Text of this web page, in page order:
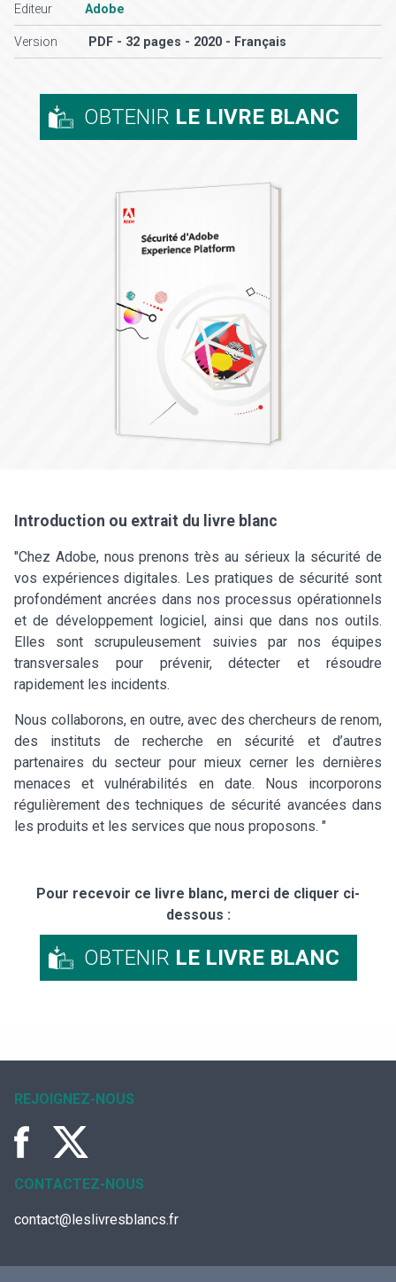
Editeur Adobe
Version PDF - 32 pages - 2020 - Français
OBTENIR LE LIVRE BLANC
Introduction ou extrait du livre blanc
"Chez Adobe, nous prenons très au sérieux la sécurité de
vos expériences digitales. Les pratiques de sécurité sont
profondément ancrées dans nos processus opérationnels
et de développement logiciel, ainsi que dans nos outils.
Elles sont scrupuleusement suivies par nos équipes
transversales pour prévenir, détecter et résoudre
rapidement les incidents.
Nous collaborons, en outre, avec des chercheurs de renom,
des instituts de recherche en sécurité et d’autres
partenaires du secteur pour mieux cerner les dernières
menaces et vulnérabilités en date. Nous incorporons
régulièrement des techniques de sécurité avancées dans
les produits et les services que nous proposons. "
Pour recevoir ce livre blanc, merci de cliquer ci-
dessous :
OBTENIR LE LIVRE BLANC
REJOIGNEZ-NOUS
CONTACTEZ-NOUS
contact@leslivresblancs.fr